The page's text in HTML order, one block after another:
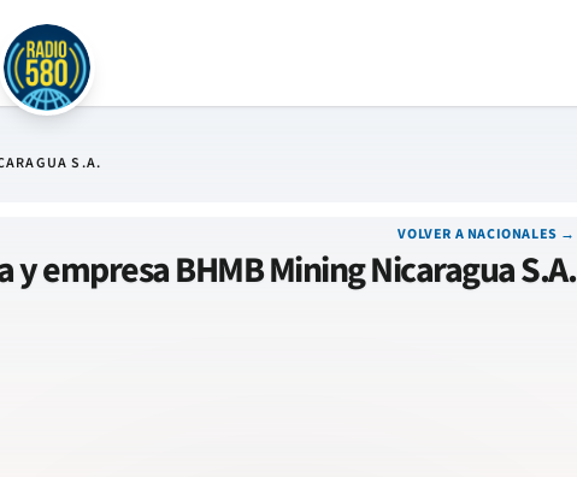
S.A.
VOLVER A NACIONALES →
empresa BHMB Mining Nicaragua S.A.